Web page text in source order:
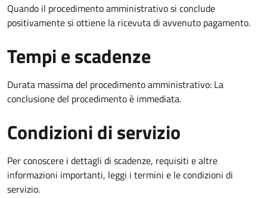
Quando il procedimento amministrativo si conclude
positivamente si ottiene la ricevuta di avvenuto pagamento.
Tempi e scadenze
Durata massima del procedimento amministrativo: La
conclusione del procedimento è immediata.
Condizioni di servizio
Per conoscere i dettagli di scadenze, requisiti e altre
informazioni importanti, leggi i termini e le condizioni di
servizio.